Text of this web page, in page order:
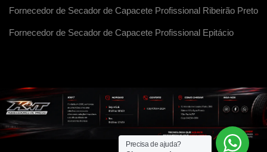
Fornecedor de Secador de Capacete Profissional Ribeirão Preto
Fornecedor de Secador de Capacete Profissional Epitácio
Precisa de ajuda?